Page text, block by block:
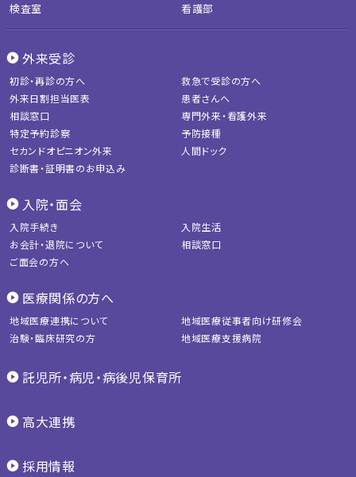
検査室
看護部
外来受診
初診・再診の方へ
救急で受診の方へ
外来日割担当医表
患者さんへ
相談窓口
専門外来・看護外来
特定予約診察
予防接種
セカンドオピニオン外来
人間ドック
診断書・証明書のお申込み
入院・面会
入院手続き
入院生活
お会計・退院について
相談窓口
ご面会の方へ
医療関係の方へ
地域医療連携について
地域医療従事者向け研修会
治験・臨床研究の方
地域医療支援病院
託児所・病児・病後児保育所
高大連携
採用情報